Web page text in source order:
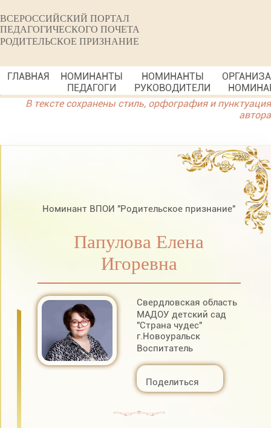
ВСЕРОССИЙСКИЙ ПОРТАЛ
ПЕДАГОГИЧЕСКОГО ПОЧЕТА
РОДИТЕЛЬСКОЕ ПРИЗНАНИЕ
ГЛАВНАЯ
НОМИНАНТЫ
ПЕДАГОГИ
НОМИНАНТЫ
РУКОВОДИТЕЛИ
В тексте сохранены стиль, орфография и пунктуация
автора
Номинант ВПОИ "Родительское признание"
Папулова Елена
Игоревна
Свердловская область
МАДОУ детский сад
"Страна чудес"
г.Новоуральск
Воспитатель
Поделиться